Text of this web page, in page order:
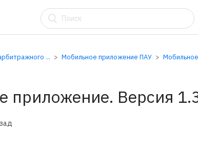
... Мобильное приложение ПАУ
приложение. Версия